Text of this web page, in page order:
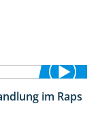
1:13
im Raps